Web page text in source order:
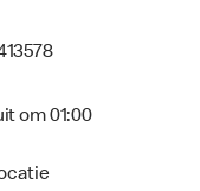
om 01:00